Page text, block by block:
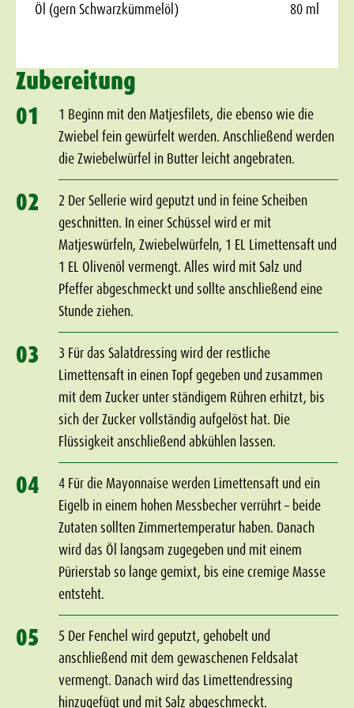
Öl (gern Schwarzkümmelöl) 80 ml
Zubereitung
01
1 Beginn mit den Matjesfilets, die ebenso wie die
Zwiebel fein gewürfelt werden. Anschließend werden
die Zwiebelwürfel in Butter leicht angebraten.
02
2 Der Sellerie wird geputzt und in feine Scheiben
geschnitten. In einer Schüssel wird er mit
Matjeswürfeln, Zwiebelwürfeln, 1 EL Limettensaft und
1 EL Olivenöl vermengt. Alles wird mit Salz und
Pfeffer abgeschmeckt und sollte anschließend eine
Stunde ziehen.
03
3 Für das Salatdressing wird der restliche
Limettensaft in einen Topf gegeben und zusammen
mit dem Zucker unter ständigem Rühren erhitzt, bis
sich der Zucker vollständig aufgelöst hat. Die
Flüssigkeit anschließend abkühlen lassen.
04
4 Für die Mayonnaise werden Limettensaft und ein
Eigelb in einem hohen Messbecher verrührt – beide
Zutaten sollten Zimmertemperatur haben. Danach
wird das Öl langsam zugegeben und mit einem
Pürierstab so lange gemixt, bis eine cremige Masse
entsteht.
05
5 Der Fenchel wird geputzt, gehobelt und
anschließend mit dem gewaschenen Feldsalat
vermengt. Danach wird das Limettendressing
hinzugefügt und mit Salz abgeschmeckt.